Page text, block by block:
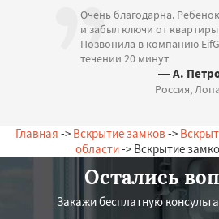
Очень благодарна.
и забыл ключи от
Позвонила в компанию
течении 20 минут
— А.
Россия,
Главная -> Вскрытие замков ->
области-> Вскрытие
Остались
Закажи бесплатную